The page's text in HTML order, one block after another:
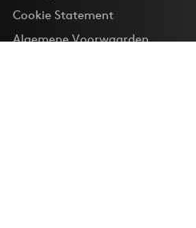
Cookie Statement
Algemene Voorwaarden